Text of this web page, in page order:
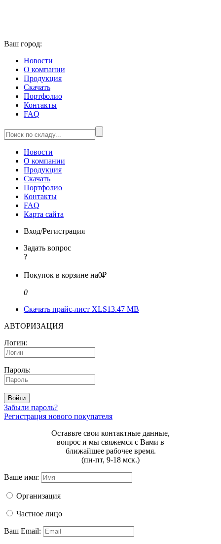
Ваш город:
Новости
О компании
Продукция
Скачать
Портфолио
Контакты
FAQ
Новости
О компании
Продукция
Скачать
Портфолио
Контакты
FAQ
Карта сайта
Вход/Регистрация
Задать вопрос
?
Покупок в корзине на0₽
0
Скачать прайс-лист XLS13.47 MB
АВТОРИЗАЦИЯ
Логин:
Пароль:
Войти
Забыли пароль?
Регистрация нового покупателя
Оставьте свои контактные данные,
вопрос и мы свяжемся с Вами в
ближайшее рабочее время.
(пн-пт, 9-18 мск.)
Ваше имя:
Организация
Частное лицо
Ваш Email: